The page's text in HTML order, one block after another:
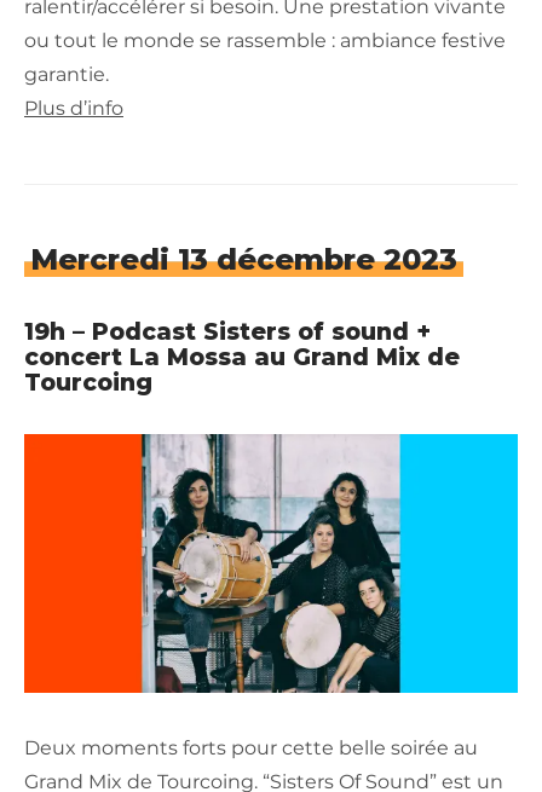
ralentir/accélérer si besoin. Une prestation vivante
ou tout le monde se rassemble : ambiance festive
garantie.
Plus d’info
Mercredi 13 décembre 2023
19h – Podcast Sisters of sound +
concert La Mossa au Grand Mix de
Tourcoing
Deux moments forts pour cette belle soirée au
Grand Mix de Tourcoing. “Sisters Of Sound” est un